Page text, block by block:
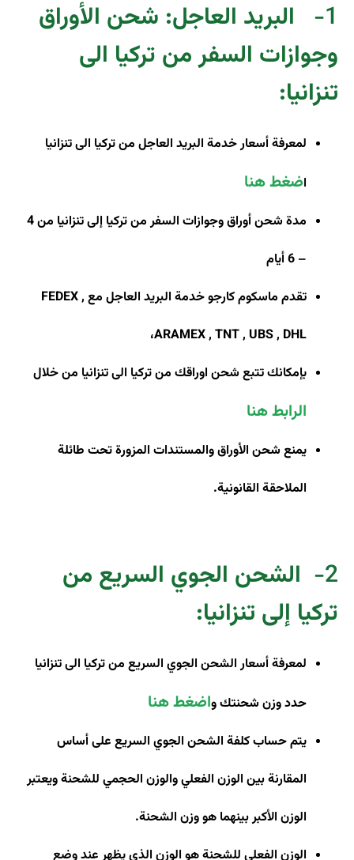
1-
البريد العاجل: شحن الأوراق
وجوازات السفر من تركيا الى
تنزانيا:
لمعرفة أسعار خدمة البريد العاجل من تركيا الى تنزانيا
اضغط هنا
مدة شحن أوراق وجوازات السفر من تركيا إلى تنزانيا من 4
– 6 أيام
تقدم ماسكوم كارجو خدمة البريد العاجل مع FEDEX ,
ARAMEX , TNT , UBS , DHL،
بإمكانك تتبع شحن اوراقك من تركيا الى تنزانيا من خلال
الرابط هنا
يمنع شحن الأوراق والمستندات المزورة تحت طائلة
الملاحقة القانونية.
2-
الشحن الجوي السريع من
تركيا إلى تنزانيا:
لمعرفة أسعار الشحن الجوي السريع من تركيا الى تنزانيا
حدد وزن شحنتك واضغط هنا
يتم حساب كلفة الشحن الجوي السريع على أساس
المقارنة بين الوزن الفعلي والوزن الحجمي للشحنة ويعتبر
الوزن الأكبر بينهما هو وزن الشحنة.
الوزن الفعلي للشحنة هو الوزن الذي يظهر عند وضع